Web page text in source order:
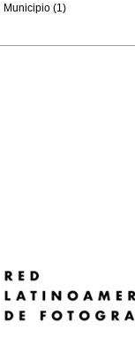
Municipio (1)